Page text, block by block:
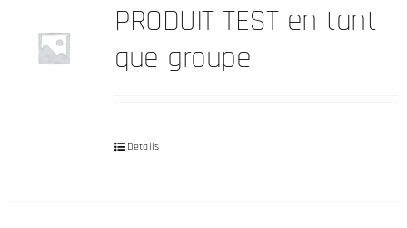
PRODUIT TEST en tant
que groupe
Details